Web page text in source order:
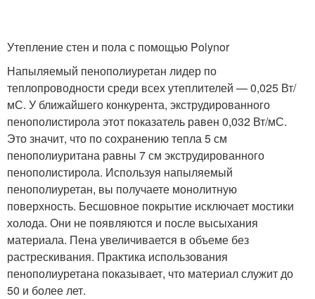
Утепление стен и пола с помощью Polynor
Напыляемый пенополиуретан лидер по
теплопроводности среди всех утеплителей — 0,025 Вт/
мС. У ближайшего конкурента, экструдированного
пенополистирола этот показатель равен 0,032 Вт/мС.
Это значит, что по сохранению тепла 5 см
пенополиуритана равны 7 см экструдированного
пенополистирола. Используя напыляемый
пенополиуретан, вы получаете монолитную
поверхность. Бесшовное покрытие исключает мостики
холода. Они не появляются и после высыхания
материала. Пена увеличивается в объеме без
растрескивания. Практика использования
пенополиуретана показывает, что материал служит до
50 и более лет.